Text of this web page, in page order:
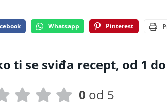
Whatsapp Pinterest
ti se sviđa recept, od 1
0 od 5